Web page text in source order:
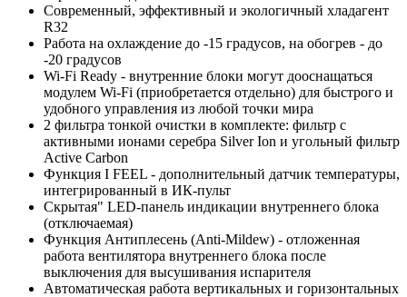
Современный, эффективный и экологичный хладагент
R32
Работа на охлаждение до -15 градусов, на обогрев - до
-20 градусов
Wi-Fi Ready - внутренние блоки могут дооснащаться
модулем Wi-Fi (приобретается отдельно) для быстрого и
удобного управления из любой точки мира
2 фильтра тонкой очистки в комплекте: фильтр с
активными ионами серебра Silver Ion и угольный фильтр
Active Carbon
Функция I FEEL - дополнительный датчик температуры,
интегрированный в ИК-пульт
Скрытая" LED-панель индикации внутреннего блока
(отключаемая)
Функция Антиплесень (Anti-Mildew) - отложенная
работа вентилятора внутреннего блока после
выключения для высушивания испарителя
Автоматическая работа вертикальных и горизонтальных